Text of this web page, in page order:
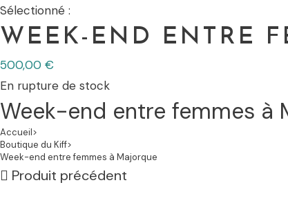
Sélectionné :
WEEK-END ENTRE
500,00 €
En rupture de stock
Week-end entre femmes à
Accueil>
Boutique du Kiff>
Week-end entre femmes à Majorque
Produit précédent